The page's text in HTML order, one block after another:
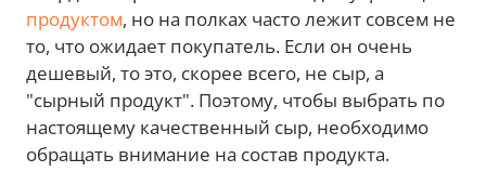
продуктом, но на полках часто лежит совсем не
то, что ожидает покупатель. Если он очень
дешевый, то это, скорее всего, не сыр, а
"сырный продукт". Поэтому, чтобы выбрать по
настоящему качественный сыр, необходимо
обращать внимание на состав продукта.